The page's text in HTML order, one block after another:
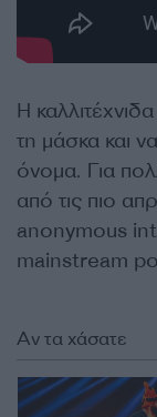
Η
τη μάσκα και
όνομα. Για
από τις πιο
anonymous
mainstream
Αν τα χάσατε